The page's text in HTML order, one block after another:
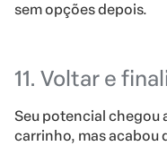
sem opções depois.
11. Voltar e
Seu potencial chegou
carrinho, mas acabou